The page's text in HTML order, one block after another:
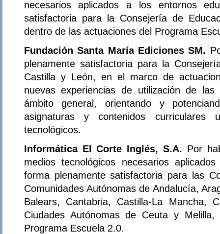
necesarios aplicados a los entornos
satisfactoria para la Consejería de
dentro de las actuaciones del Programa
Fundación Santa María Ediciones SM.
plenamente satisfactoria para la
Castilla y León, en el marco de
nuevas experiencias de utilización de
ámbito general, orientando y
asignaturas y contenidos curriculares
tecnológicos.
Informática El Corte Inglés, S.A. Por
medios tecnológicos necesarios
forma plenamente satisfactoria para las
Comunidades Autónomas de Andalucía,
Balears, Cantabria, Castilla-La Mancha,
Ciudades Autónomas de Ceuta y
Programa Escuela 2.0.